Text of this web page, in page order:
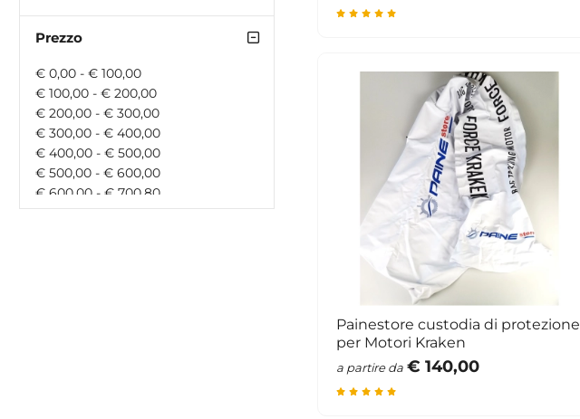
Prezzo
€ 0,00 - € 100,00
€ 100,00 - € 200,00
€ 200,00 - € 300,00
€ 300,00 - € 400,00
€ 400,00 - € 500,00
€ 500,00 - € 600,00
€ 600,00 - € 700,80
€ 700,80 - € 900,00
Painestore custodia di protezione
per Motori Kraken
a partire da € 140,00